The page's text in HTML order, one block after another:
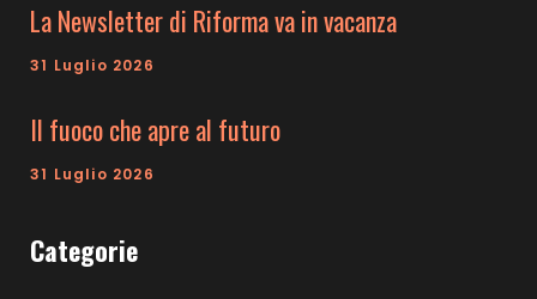
La Newsletter di Riforma va in vacanza
31 Luglio 2026
Il fuoco che apre al futuro
31 Luglio 2026
Categorie